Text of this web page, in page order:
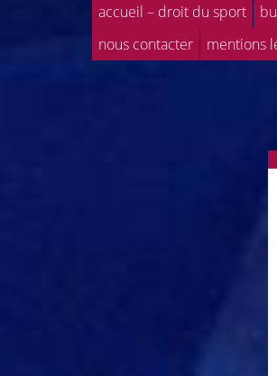
accueil – droit du sport
nous contacter
mentions